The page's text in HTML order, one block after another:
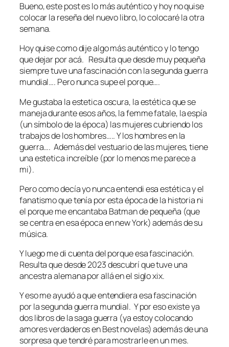
Bueno, este post es lo más auténtico y hoy no quise
colocar la reseña del nuevo libro, lo colocaré la otra
semana.
Hoy quise como dije algo más auténtico y lo tengo
que dejar por acá. Resulta que desde muy pequeña
siempre tuve una fascinación con la segunda guerra
mundial…. Pero nunca supe el porque….
Me gustaba la estetica oscura, la estética que se
maneja durante esos años, la femme fatale, la espía
(un símbolo de la época) las mujeres cubriendo los
trabajos de los hombres….. Y los hombres en la
guerra…. Además del vestuario de las mujeres, tiene
una estetica increíble (por lo menos me parece a
mi).
Pero como decía yo nunca entendi esa estética y el
fanatismo que tenía por esta época de la historia ni
el porque me encantaba Batman de pequeña (que
se centra en esa época en new York) además de su
música.
Y luego me di cuenta del porque esa fascinación.
Resulta que desde 2023 descubrí que tuve una
ancestra alemana por allá en el siglo xix.
Y eso me ayudó a que entendiera esa fascinación
por la segunda guerra mundial. Y por eso existe ya
dos libros de la saga guerra (ya estoy colocando
amores verdaderos en Best novelas) además de una
sorpresa que tendré para mostrarle en un mes.